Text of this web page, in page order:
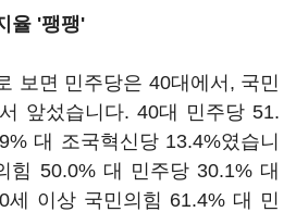
율 '팽팽'
보면 민주당은 40대에서, 국민
앞섰습니다. 40대 민주당 51.
대 조국혁신당 13.4%였습니
힘 50.0% 대 민주당 30.1% 대
세 이상 국민의힘 61.4% 대 민